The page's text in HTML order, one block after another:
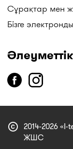
Сұрақтар мен
Бізге
copyright 2014-2026 «I-
ЖШС